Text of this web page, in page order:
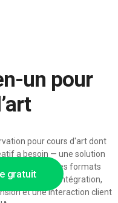
gratuit
pour cours d'art dont
a besoin — une solution
flexibles, des formats
possibilités d'intégration,
et une interaction client